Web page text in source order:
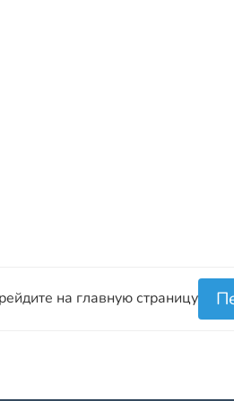
на главную страницу